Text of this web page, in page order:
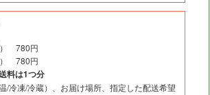
） 780円
） 780円
料は1つ分
/冷凍/冷蔵）、お届け場所、指定した配送希望